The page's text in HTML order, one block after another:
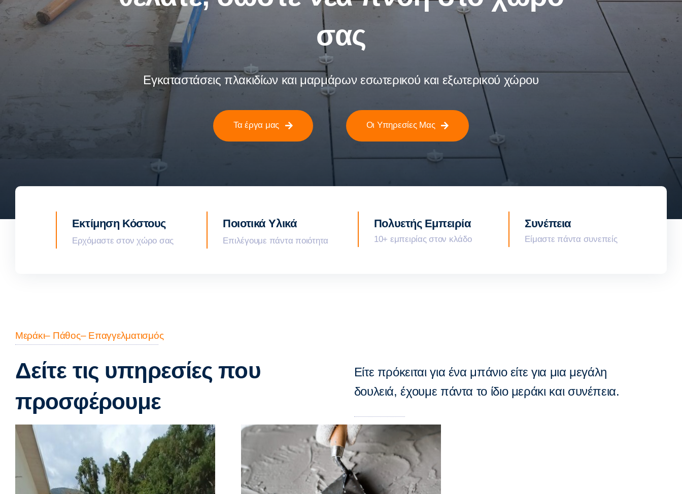
σας
Εγκαταστάσεις πλακιδίων και μαρμάρων εσωτερικού και εξωτερικού χώρου
Τα έργα μας Οι Υπηρεσίες Μας
Εκτίμηση Κόστους
Ερχόμαστε στον χώρο σας
Ποιοτικά Υλικά
Επιλέγουμε πάντα ποιότητα
Πολυετής Εμπειρία
10+ εμπειρίας στον κλάδο
Συνέπεια
Είμαστε πάντα συνεπείς
Μεράκι– Πάθος– Επαγγελματισμός
Δείτε τις υπηρεσίες που
προσφέρουμε
Είτε πρόκειται για ένα μπάνιο είτε για μια μεγάλη
δουλειά, έχουμε πάντα το ίδιο μεράκι και συνέπεια.